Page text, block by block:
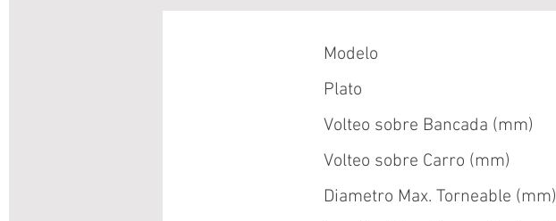
Modelo
Plato
Volteo sobre Bancada (mm)
Volteo sobre Carro (mm)
Diametro Max. Torneable (mm)